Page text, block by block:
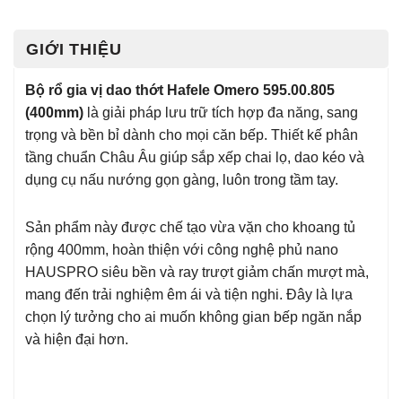
GIỚI THIỆU
Bộ rổ gia vị dao thớt Hafele Omero 595.00.805
(400mm) là giải pháp lưu trữ tích hợp đa năng, sang
trọng và bền bỉ dành cho mọi căn bếp. Thiết kế phân
tầng chuẩn Châu Âu giúp sắp xếp chai lọ, dao kéo và
dụng cụ nấu nướng gọn gàng, luôn trong tầm tay.
Sản phẩm này được chế tạo vừa vặn cho khoang tủ
rộng 400mm, hoàn thiện với công nghệ phủ nano
HAUSPRO siêu bền và ray trượt giảm chấn mượt mà,
mang đến trải nghiệm êm ái và tiện nghi. Đây là lựa
chọn lý tưởng cho ai muốn không gian bếp ngăn nắp
và hiện đại hơn.